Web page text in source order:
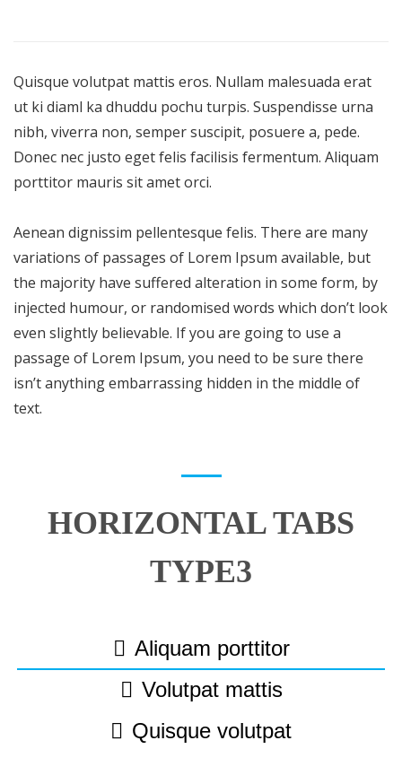
Quisque volutpat mattis eros. Nullam malesuada erat
ut ki diaml ka dhuddu pochu turpis. Suspendisse urna
nibh, viverra non, semper suscipit, posuere a, pede.
Donec nec justo eget felis facilisis fermentum. Aliquam
porttitor mauris sit amet orci.
Aenean dignissim pellentesque felis. There are many
variations of passages of Lorem Ipsum available, but
the majority have suffered alteration in some form, by
injected humour, or randomised words which don’t look
even slightly believable. If you are going to use a
passage of Lorem Ipsum, you need to be sure there
isn’t anything embarrassing hidden in the middle of
text.
HORIZONTAL TABS
TYPE3
Aliquam porttitor
Volutpat mattis
Quisque volutpat